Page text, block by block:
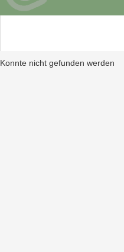
Konnte nicht gefunden werden